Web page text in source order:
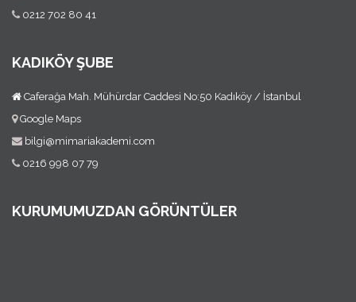
0212 702 80 41
KADIKÖY ŞUBE
Caferağa Mah. Mühürdar Caddesi No:50 Kadıköy / İstanbul
Google Maps
bilgi@mimariakademi.com
0216 998 07 79
KURUMUMUZDAN GÖRÜNTÜLER